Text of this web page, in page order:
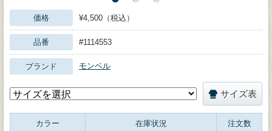
価格 ¥4,500（税込）
品番 #1114553
ブランド モンベル
サイズ表
カラー 在庫状況 注文数